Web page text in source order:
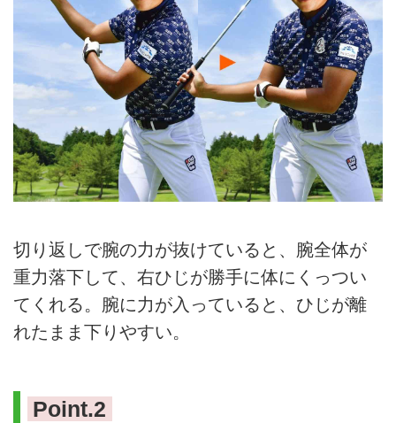
切り返しで腕の力が抜けていると、腕全体が
重力落下して、右ひじが勝手に体にくっつい
てくれる。腕に力が入っていると、ひじが離
れたまま下りやすい。
Point.2